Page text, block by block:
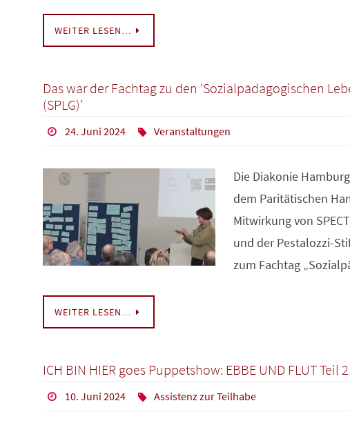
WEITER LESEN…
Das war der Fachtag zu den ‘Sozialpädagogischen
(SPLG)’
24. Juni 2024 Veranstaltungen
Die Diakonie
dem Paritätischen
Mitwirkung von
und der Pestalozzi-
zum Fachtag
WEITER LESEN…
ICH BIN HIER goes Puppetshow: EBBE UND FLUT Teil
10. Juni 2024 Assistenz zur Teilhabe